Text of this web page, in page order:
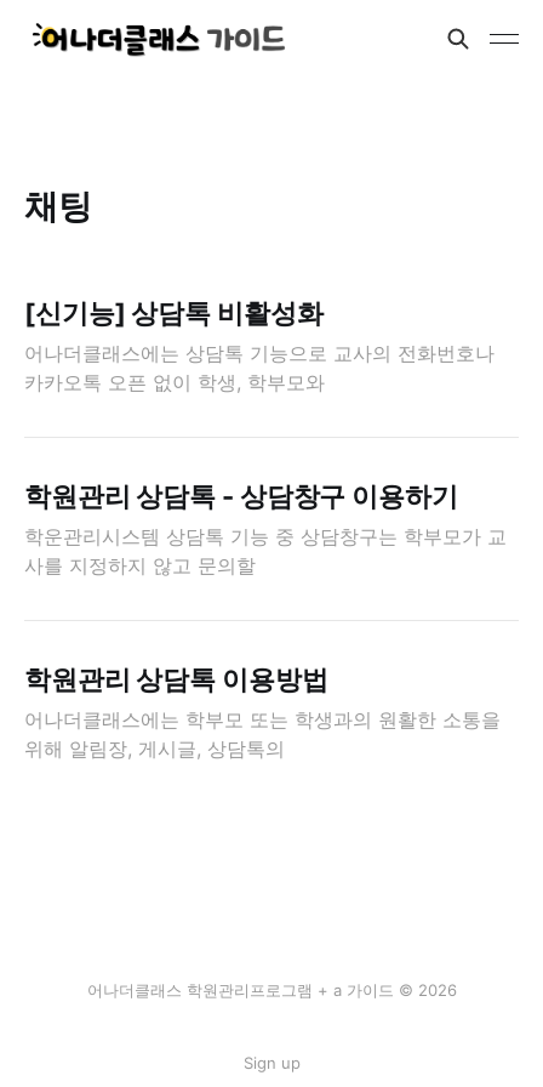
채팅
[신기능] 상담톡 비활성화
어나더클래스에는 상담톡 기능으로 교사의 전화번호나
카카오톡 오픈 없이 학생, 학부모와
학원관리 상담톡 - 상담창구 이용하기
학운관리시스템 상담톡 기능 중 상담창구는 학부모가 교
사를 지정하지 않고 문의할
학원관리 상담톡 이용방법
어나더클래스에는 학부모 또는 학생과의 원활한 소통을
위해 알림장, 게시글, 상담톡의
어나더클래스 학원관리프로그램 + a 가이드 © 2026
Sign up